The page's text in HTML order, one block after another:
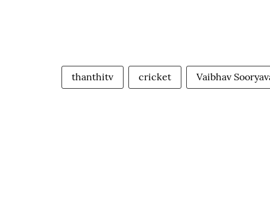
thanthitv cricket Vaibhav